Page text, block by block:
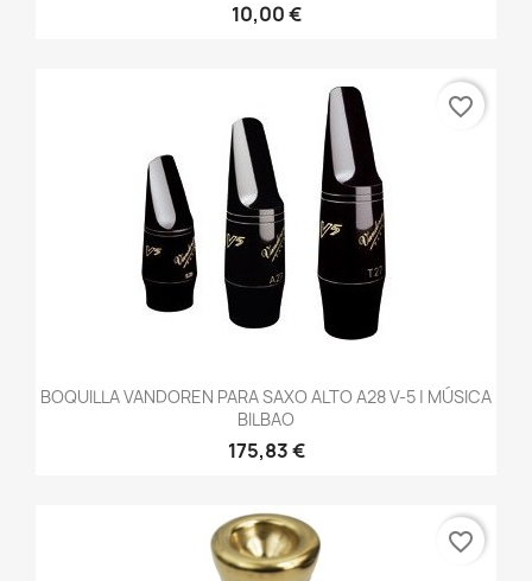
10,00 €
BOQUILLA VANDOREN PARA SAXO ALTO A28 V-5 | MÚSICA
BILBAO
175,83 €
favorite_border
favorite_border